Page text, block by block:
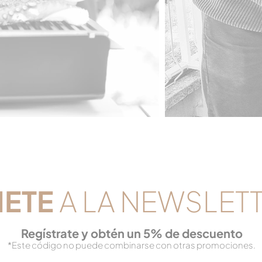
A LA
Regístrate y obtén un 5% de descuento
*Este código no puede combinarse con otras promociones.